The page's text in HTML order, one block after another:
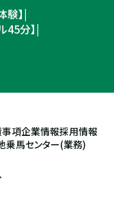
験】|
45分】|
事項企業情報採用情報
乗馬センター(業務)